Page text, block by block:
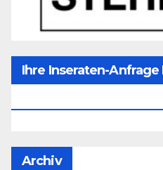
Ihre Inseraten-
Archiv